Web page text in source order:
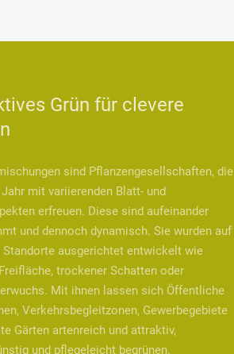
Grün für clevere
sind Pflanzengesellschaften, die
mit variierenden Blatt- und
erfreuen. Diese sind aufeinander
und dennoch dynamisch. Sie wurden auf
Standorte ausgerichtet entwickelt wie
trockener Schatten oder
Mit ihnen lassen sich Öffentliche
Verkehrsbegleitzonen, Gewerbegebiete
Gärten artenreich und attraktiv,
und pflegeleicht begrünen.